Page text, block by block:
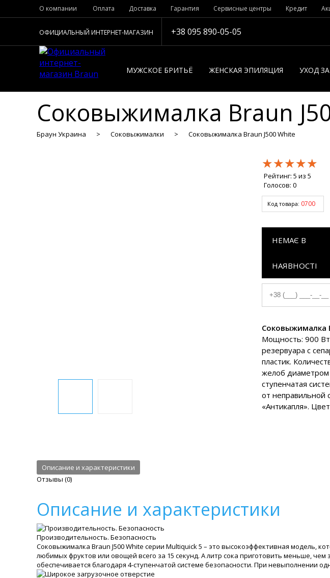
О компании Оплата Доставка Гарантия Сервисные центры Кредит
ОФИЦИАЛЬНЫЙ ИНТЕРНЕТ-МАГАЗИН +38 095 890-05-05
МУЖСКОЕ БРИТЬЁ ЖЕНСКАЯ ЭПИЛЯЦИЯ УХОД
Соковыжималка Braun
Браун Украина Соковыжималки Соковыжималка Braun J500 White
★★★★★
★★★★★
★★★★★
Рейтинг: 5 из 5
Голосов: 0
Код товара: 0700
НЕМАЄ В
НАЯВНОСТІ
Соковыжималка
Мощность: 900
резервуара с
пластик.
желоб диаметром
ступенчатая
от неправильной
«Антикапля».
Описание и характеристики
Отзывы (0)
Описание и характеристики
Производительность. Безопасность
Соковыжималка Braun J500 White серии Multiquick 5 – это высокоэффективная модель,
любимых фруктов или овощей всего за 15 секунд. А литр сока приготовить меньше,
обеспечивается благодаря 4-ступенчатой системе безопасности. При невыполнении